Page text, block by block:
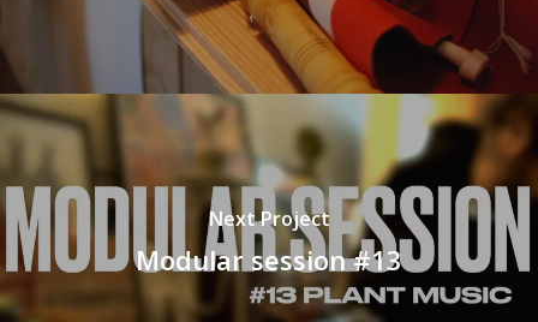
Next Project
Modular session #13